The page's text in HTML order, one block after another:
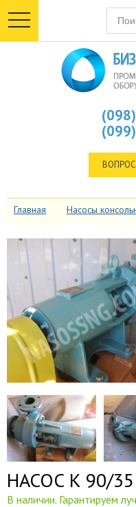
toggle
navigation
Главная Насосы
НАСОС К 90/35
В наличии. Гарантируем